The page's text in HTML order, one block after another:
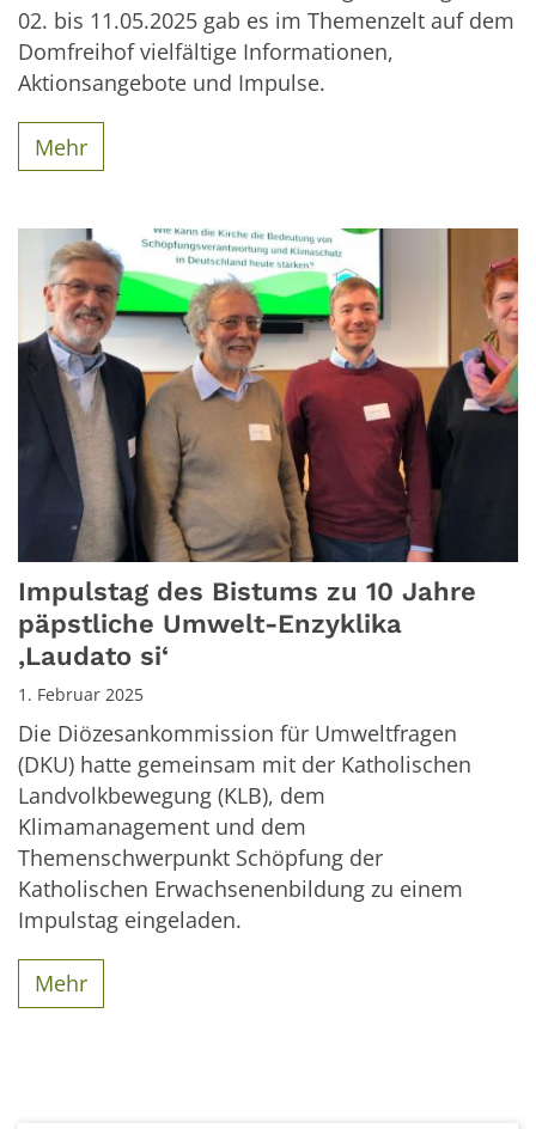
02. bis 11.05.2025 gab es im Themenzelt auf dem
Domfreihof vielfältige Informationen,
Aktionsangebote und Impulse.
Mehr
Impulstag des Bistums zu 10 Jahre
päpstliche Umwelt-Enzyklika
‚Laudato si‘
1. Februar 2025
Die Diözesankommission für Umweltfragen
(DKU) hatte gemeinsam mit der Katholischen
Landvolkbewegung (KLB), dem
Klimamanagement und dem
Themenschwerpunkt Schöpfung der
Katholischen Erwachsenenbildung zu einem
Impulstag eingeladen.
Mehr